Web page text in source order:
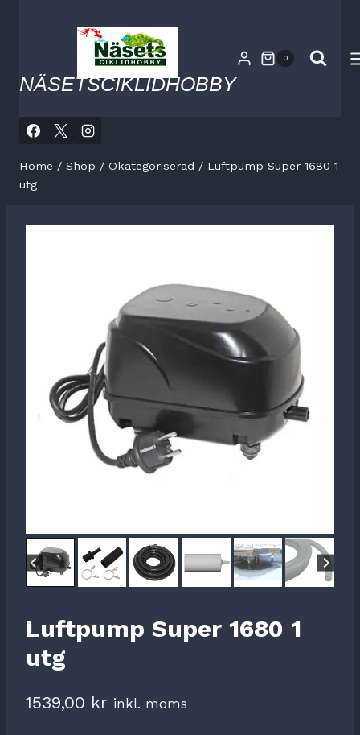
NÄSETSCIKLIDHOBBY
0
Home / Shop / Okategoriserad / Luftpump Super 1680 1
utg
Luftpump Super 1680 1
utg
1539,00 kr inkl. moms